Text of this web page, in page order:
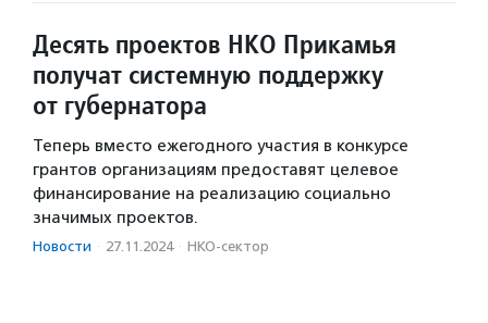
Десять проектов НКО Прикамья
получат системную поддержку
от губернатора
Теперь вместо ежегодного участия в конкурсе
грантов организациям предоставят целевое
финансирование на реализацию социально
значимых проектов.
Новости · 27.11.2024 · НКО-сектор